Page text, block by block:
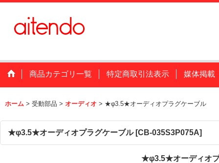
商品カテゴリ一覧 特定商取引法表示 媒体掲載
ホーム > 受動部品 > オーディオ > ★φ3.5★オーディオプラグケーブル
★φ3.5★オーディオプラグケーブル [CB-035S3P075A]
★φ3.5★オーディオ